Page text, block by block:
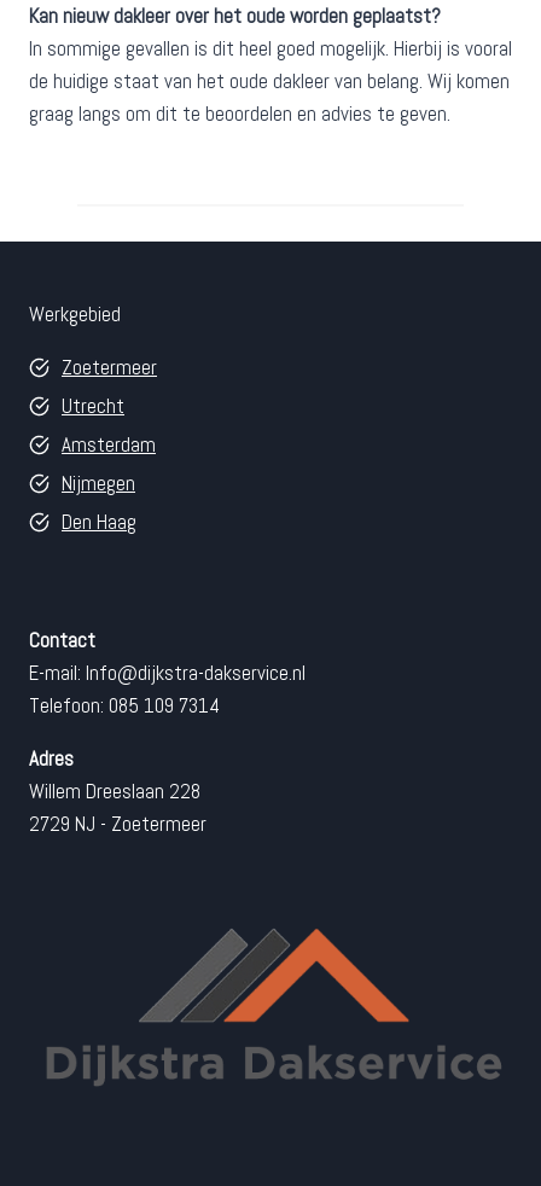
Kan nieuw dakleer over het oude worden geplaatst?
In sommige gevallen is dit heel goed mogelijk. Hierbij is vooral
de huidige staat van het oude dakleer van belang. Wij komen
graag langs om dit te beoordelen en advies te geven.
Werkgebied
Zoetermeer
Utrecht
Amsterdam
Nijmegen
Den Haag
Contact
E-mail: Info@dijkstra-dakservice.nl
Telefoon: 085 109 7314
Adres
Willem Dreeslaan 228
2729 NJ - Zoetermeer